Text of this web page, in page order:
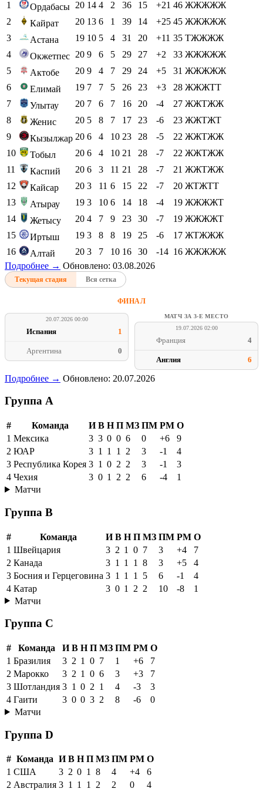
1 Ордабасы 20 14 4 2 36 15 +21 46 ЖЖЖЖЖ
2
Кайрат 20 13 6 1 39 14 +25 45 ЖЖЖЖЖ
3
Астана 19 10 5 4 31 20 +11 35 ТЖЖЖЖ
4
Окжетпес 20 9 6 5 29 27 +2 33 ЖЖЖЖЖ
5
Актобе 20 9 4 7 29 24 +5 31 ЖЖЖЖЖ
6
Елимай 19 7 7 5 26 23 +3 28 ЖЖЖТТ
7
Улытау 20 7 6 7 16 20 -4 27 ЖЖТЖЖ
8
Женис 20 5 8 7 17 23 -6 23 ЖЖТЖТ
9
Кызылжар 20 6 4 10 23 28 -5 22 ЖЖТЖЖ
10
Тобыл 20 6 4 10 21 28 -7 22 ЖЖТЖЖ
11
Каспий 20 6 3 11 21 28 -7 21 ЖЖТЖЖ
12
Кайсар 20 3 11 6 15 22 -7 20 ЖТЖТТ
13
Атырау 19 3 10 6 14 18 -4 19 ЖЖЖЖТ
14
Жетысу 20 4 7 9 23 30 -7 19 ЖЖЖЖТ
15
Иртыш 19 3 8 8 19 25 -6 17 ЖТЖЖЖ
16
Алтай 20 3 7 10 16 30 -14 16 ЖЖЖЖЖ
Подробнее → Обновлено: 03.08.2026
Текущая стадия Вся сетка
ФИНАЛ
20.07.2026 00:00
Испания 1
Аргентина 0
МАТЧ ЗА 3-Е МЕСТО
19.07.2026 02:00
Франция 4
Англия 6
Подробнее → Обновлено: 20.07.2026
Группа A
# Команда И В Н П МЗ ПМ РМ О
1 Мексика 3 3 0 0 6 0 +6
9
2 ЮАР 3 1 1 1 2 3 -1
4
3 Республика Корея 3 1 0 2 2 3 -1
3
4 Чехия 3 0 1 2 2 6 -4
1
Матчи
Группа B
# Команда И В Н П МЗ ПМ РМ О
1 Швейцария 3 2 1 0 7 3 +4
7
2 Канада 3 1 1 1 8 3 +5
4
3 Босния и Герцеговина 3 1 1 1 5 6 -1
4
4 Катар 3 0 1 2 2 10 -8
1
Матчи
Группа C
# Команда И В Н П МЗ ПМ РМ О
1 Бразилия 3 2 1 0 7 1 +6
7
2 Марокко 3 2 1 0 6 3 +3
7
3 Шотландия 3 1 0 2 1 4 -3
3
4 Гаити 3 0 0 3 2 8 -6
0
Матчи
Группа D
# Команда И В Н П МЗ ПМ РМ О
1 США 3 2 0 1 8 4 +4
6
2 Австралия 3 1 1 1 2 2 0
4